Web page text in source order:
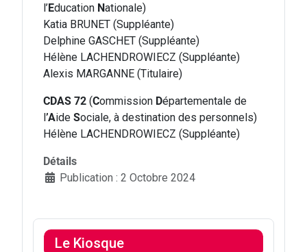
l’Education Nationale)
Katia BRUNET (Suppléante)
Delphine GASCHET (Suppléante)
Hélène LACHENDROWIECZ (Suppléante)
Alexis MARGANNE (Titulaire)
CDAS 72 (Commission Départementale de
l’Aide Sociale, à destination des personnels)
Hélène LACHENDROWIECZ (Suppléante)
Détails
Publication : 2 Octobre 2024
Le Kiosque